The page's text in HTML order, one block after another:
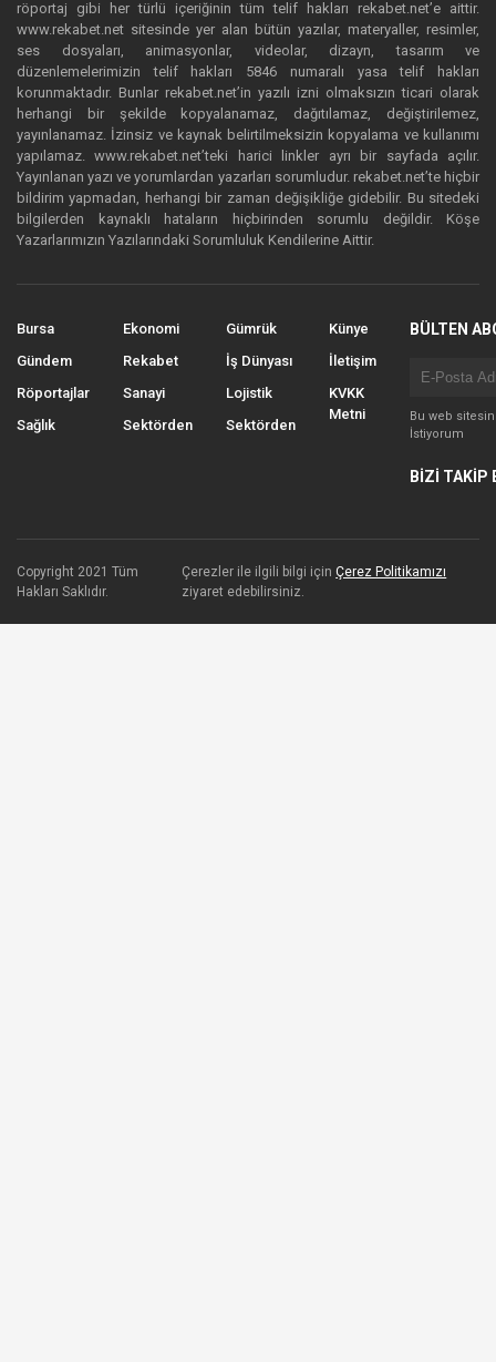
röportaj gibi her türlü içeriğinin tüm telif hakları rekabet.net’e aittir.
www.rekabet.net sitesinde yer alan bütün yazılar, materyaller, resimler,
ses dosyaları, animasyonlar, videolar, dizayn, tasarım ve
düzenlemelerimizin telif hakları 5846 numaralı yasa telif hakları
korunmaktadır. Bunlar rekabet.net’in yazılı izni olmaksızın ticari olarak
herhangi bir şekilde kopyalanamaz, dağıtılamaz, değiştirilemez,
yayınlanamaz. İzinsiz ve kaynak belirtilmeksizin kopyalama ve kullanımı
yapılamaz. www.rekabet.net’teki harici linkler ayrı bir sayfada açılır.
Yayınlanan yazı ve yorumlardan yazarları sorumludur. rekabet.net’te hiçbir
bildirim yapmadan, herhangi bir zaman değişikliğe gidebilir. Bu sitedeki
bilgilerden kaynaklı hataların hiçbirinden sorumlu değildir. Köşe
Yazarlarımızın Yazılarındaki Sorumluluk Kendilerine Aittir.
Bursa
Gündem
Röportajlar
Sağlık
Ekonomi
Rekabet
Sanayi
Sektörden
Gümrük
İş Dünyası
Lojistik
Sektörden
Künye
İletişim
KVKK
Metni
BÜLTEN
Bu web
İstiyorum
BİZİ TAKİP
Copyright 2021 Tüm
Hakları Saklıdır.
Çerezler ile ilgili bilgi içinÇerez Politikamızı
ziyaret edebilirsiniz.